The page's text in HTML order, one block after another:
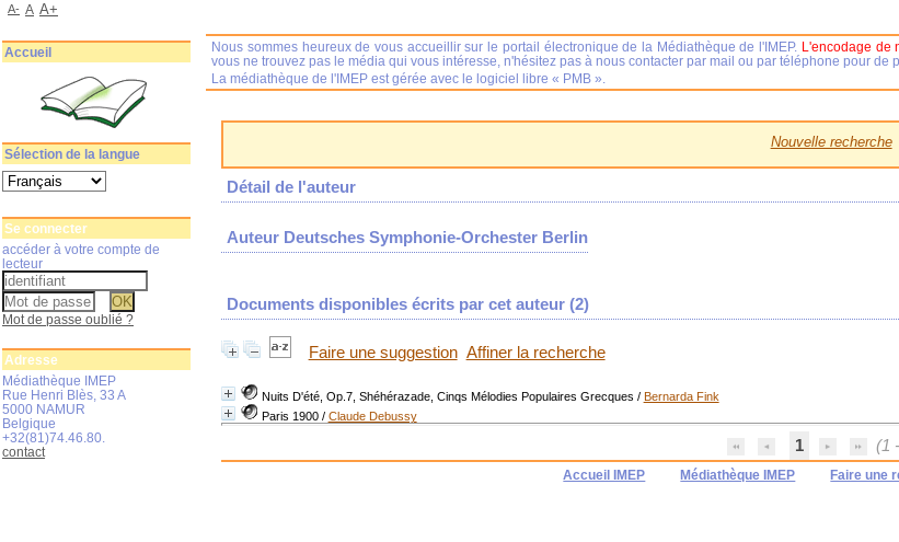
Nouvelle recherche
Détail de l'auteur
Auteur Deutsches Symphonie-Orchester Berlin
Documents disponibles écrits par cet auteur (2)
Faire une suggestion Affiner la recherche
Nuits D'été, Op.7, Shéhérazade, Cinqs Mélodies Populaires Grecques / Bernarda Fink
Paris 1900/ Claude Debussy
1 (1
Accueil IMEP Médiathèque IMEP Faire une
Nous sommes heureux de vous accueillir sur le portail électronique de la Médiathèque de l'IMEP. L'encodage de
vous ne trouvez pas le média qui vous intéresse, n'hésitez pas à nous contacter par mail ou par téléphone pour de
La médiathèque de l'IMEP est gérée avec le logiciel libre « PMB ».
A- A A+
Accueil
Sélection de la langue
Se connecter
accéder à votre compte de
lecteur
Mot de passe oublié ?
Adresse
Médiathèque IMEP
Rue Henri Blès, 33 A
5000 NAMUR
Belgique
+32(81)74.46.80.
contact